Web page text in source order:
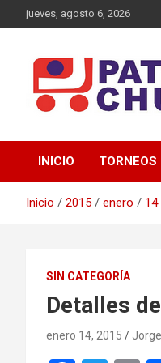
Saltar
al
jueves, agosto 6, 2026
Patines
INICIO TORNEOS
Inicio 2015 enero 14
SIN CATEGORÍA
Detalles
enero 14, 2015